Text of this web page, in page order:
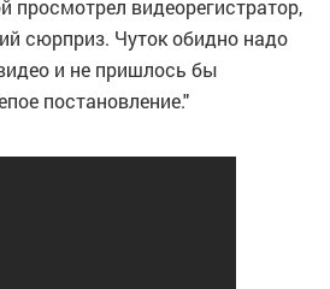
просмотрел видеорегистратор,
сюрприз. Чуток обидно надо
и не пришлось бы
постановление."